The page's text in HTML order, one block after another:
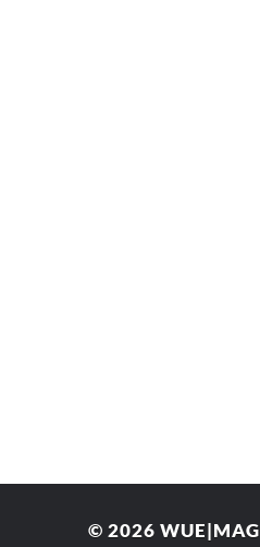
© 2026 WUE|MAG